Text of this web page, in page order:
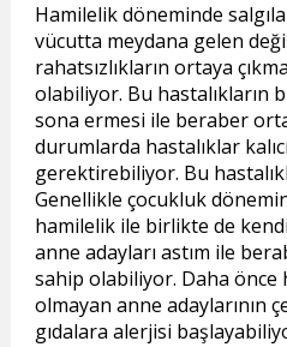
Hamilelik döneminde
vücutta meydana gelen
rahatsızlıkların ortaya
olabiliyor. Bu hastalıkların
sona ermesi ile beraber
durumlarda hastalıklar
gerektirebiliyor. Bu
Genellikle çocukluk
hamilelik ile birlikte de
anne adayları astım ile
sahip olabiliyor. Daha önce
olmayan anne adaylarının
gıdalara alerjisi